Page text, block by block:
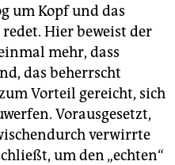
um Kopf und das
Hier beweist der
mehr, dass
das beherrscht
Vorteil gereicht, sich
Vorausgesetzt,
verwirrte
um den „echten“